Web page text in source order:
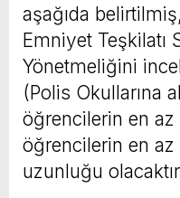
aşağıda
Emniyet Teşkilatı
Yönetmeliğini
(Polis Okullarına
öğrencilerin en az
öğrencilerin en
uzunluğu